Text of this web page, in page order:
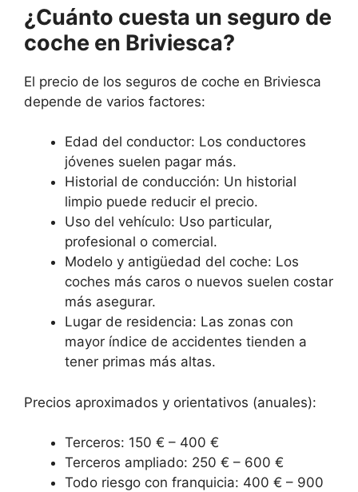
¿Cuánto cuesta un seguro de
coche en Briviesca?
El precio de los seguros de coche en Briviesca
depende de varios factores:
Edad del conductor: Los conductores
jóvenes suelen pagar más.
Historial de conducción: Un historial
limpio puede reducir el precio.
Uso del vehículo: Uso particular,
profesional o comercial.
Modelo y antigüedad del coche: Los
coches más caros o nuevos suelen costar
más asegurar.
Lugar de residencia: Las zonas con
mayor índice de accidentes tienden a
tener primas más altas.
Precios aproximados y orientativos (anuales):
Terceros: 150 € – 400 €
Terceros ampliado: 250 € – 600 €
Todo riesgo con franquicia: 400 € – 900